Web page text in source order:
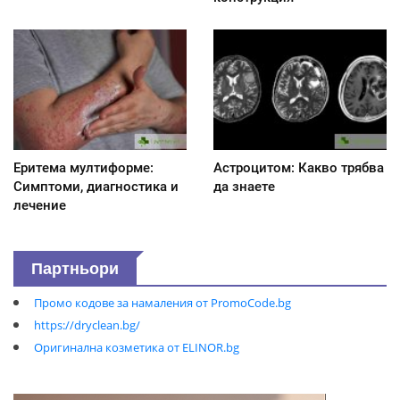
Еритема мултиформе:
Симптоми, диагностика и
лечение
Астроцитом: Какво трябва
да знаете
Партньори
Промо кодове за намаления от PromoCode.bg
https://dryclean.bg/
Оригинална козметика от ELINOR.bg